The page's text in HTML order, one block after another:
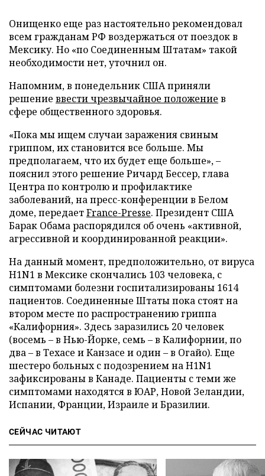
Онищенко еще раз настоятельно рекомендовал
всем гражданам РФ воздержаться от поездок в
Мексику. Но «по Соединенным Штатам» такой
необходимости нет, уточнил он.
Напомним, в понедельник США приняли
решение ввести чрезвычайное положение в
сфере общественного здоровья.
«Пока мы ищем случаи заражения свиным
гриппом, их становится все больше. Мы
предполагаем, что их будет еще больше», –
пояснил этого решение Ричард Бессер, глава
Центра по контролю и профилактике
заболеваний, на пресс-конференции в Белом
доме, передаетFrance-Pressе. Президент США
Барак Обама распорядился об очень «активной,
агрессивной и координированной реакции».
На данный момент, предположительно, от вируса
H1N1 в Мексике скончались 103 человека, с
симптомами болезни госпитализированы 1614
пациентов. Соединенные Штаты пока стоят на
втором месте по распространению гриппа
«Калифорния». Здесь заразились 20 человек
(восемь – в Нью-Йорке, семь – в Калифорнии, по
два – в Техасе и Канзасе и один – в Огайо). Еще
шестеро больных с подозрением на H1N1
зафиксированы в Канаде. Пациенты с теми же
симптомами находятся в ЮАР, Новой Зеландии,
Испании, Франции, Израиле и Бразилии.
СЕЙЧАС ЧИТАЮТ